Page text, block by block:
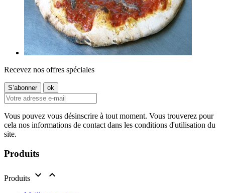
Recevez nos offres spéciales
Vous pouvez vous désinscrire à tout moment. Vous trouverez pour
cela nos informations de contact dans les conditions d'utilisation du
site.
Produits
Produits  